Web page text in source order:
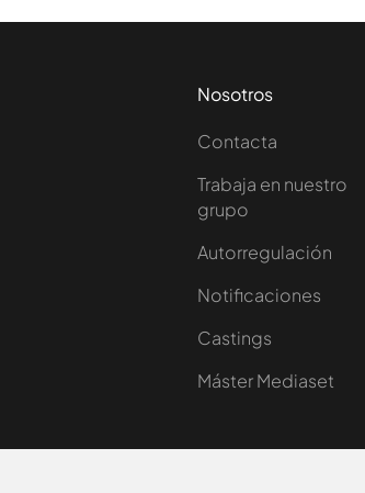
Nosotros
Contacta
Trabaja en nuestro
grupo
Autorregulación
Notificaciones
Castings
Máster Mediaset